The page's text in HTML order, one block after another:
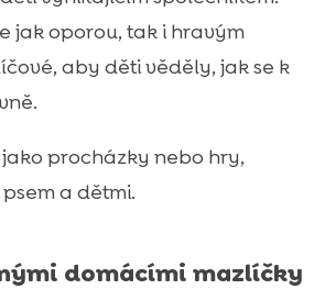
jak oporou, tak i hravým
aby děti věděly, jak se k
procházky nebo hry,
a dětmi.
domácími mazlíčky